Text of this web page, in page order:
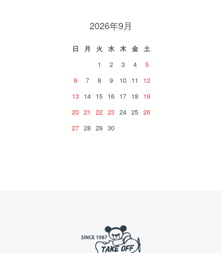
2026年9月
日 月 火 水 木 金
土
1
2 3 4
5
6
7 8 9 10 11
12
13 14 15 16 17 18 19
20 21 22 23 24 25 26
27 28 29 30